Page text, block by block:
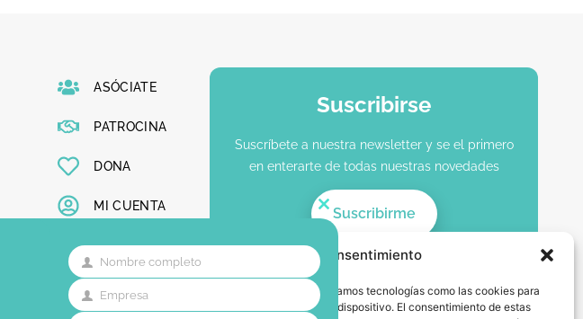
Gestionar consentimiento
Para ofrecer las mejores experiencias, utilizamos tecnologías como las cookies para
almacenar y/o acceder a la información del dispositivo. El consentimiento de estas
ASÓCIATE
PATROCINA
DONA
MI CUENTA
Suscribirse
Suscríbete a nuestra newsletter y se el primero
en enterarte de todas nuestras novedades
Suscribirme
Close this module
Nombre
completo
Nombre completo
Empresa
Empresa